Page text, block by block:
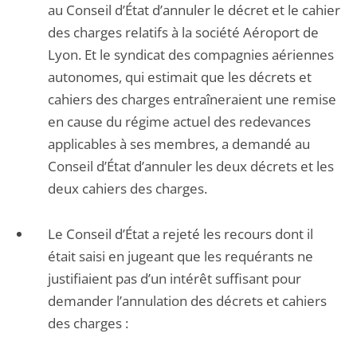
au Conseil d’État d’annuler le décret et le cahier
des charges relatifs à la société Aéroport de
Lyon. Et le syndicat des compagnies aériennes
autonomes, qui estimait que les décrets et
cahiers des charges entraîneraient une remise
en cause du régime actuel des redevances
applicables à ses membres, a demandé au
Conseil d’État d’annuler les deux décrets et les
deux cahiers des charges.
Le Conseil d’État a rejeté les recours dont il
était saisi en jugeant que les requérants ne
justifiaient pas d’un intérêt suffisant pour
demander l’annulation des décrets et cahiers
des charges :